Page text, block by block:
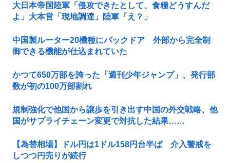
大日本帝国陸軍「侵攻できたとして、食糧どうすんだ
よ」大本営「現地調達」陸軍「え？」
中国製ルーター20機種にバックドア 外部から完全制
御できる機能が仕込まれていた
かつて650万部を誇った「週刊少年ジャンプ」、発行部
数が初の100万部割れ
規制強化で他国から譲歩を引き出す中国の外交戦略、他
国がサプライチェーン変更で対抗した結果……
【為替相場】ドル円は1ドル158円台半ば 介入警戒を
しつつ円売りが続行